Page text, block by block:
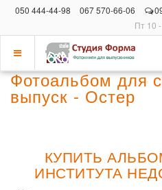
050 444-44-98 067 570-66-06
Пт 10
Показать
меню
Фотоальбом для
выпуск - Остер
КУПИТЬ
ИНСТИТУТА